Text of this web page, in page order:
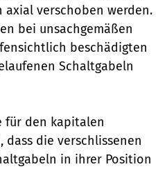
verschoben werden.
bei unsachgemäßen
beschädigten
Schaltgabeln
für den kapitalen
die verschlissenen
in ihrer Position